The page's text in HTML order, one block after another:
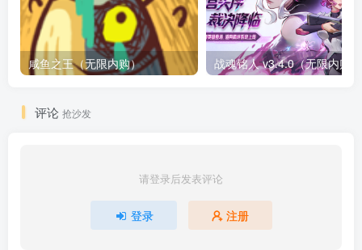
咸鱼之王（无限内购）
评论 抢沙发
请登录后发表评论
登录 注册